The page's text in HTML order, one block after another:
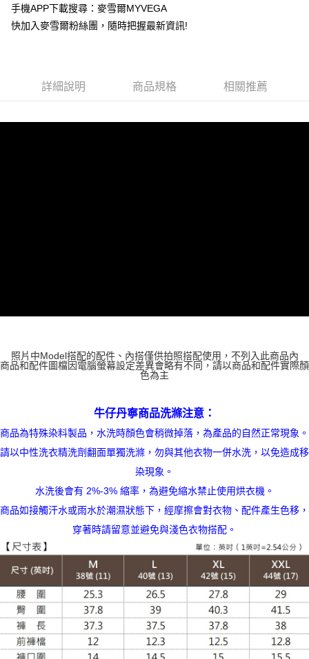
運送方式
全家取貨付款
每筆NT$100，滿NT$599(含以上)免運費
每筆NT$120
手機APP下載搜尋：麥雪爾MYVEGA
快加入麥雪爾粉絲團，隨時把握最新資訊!
詳細說明 商品規格 相關推薦
照片中Model搭配的配件、內搭僅供拍照搭配使用，不列入此商品內
商品和配件圖檔因電腦螢幕設定差異會略有不同，請以商品和配件實際顏
色為主
牛仔丹寧商品洗滌注意：
商品為特殊染料製品，水洗時顏色會稍微掉落，為產品的自然正常現象。
請以中性洗衣精洗劑翻面單獨洗滌，勿與其他衣物一併水洗，以免造成移
染現象。
水洗後會有 2%-3% 縮率，為避免縮水禁止使用烘衣機。
商品如接觸汗水或雨水於潮濕狀態下，經摩擦會對衣物、配件產生色移，
穿著時請留意並避免與淺色衣物搭配。